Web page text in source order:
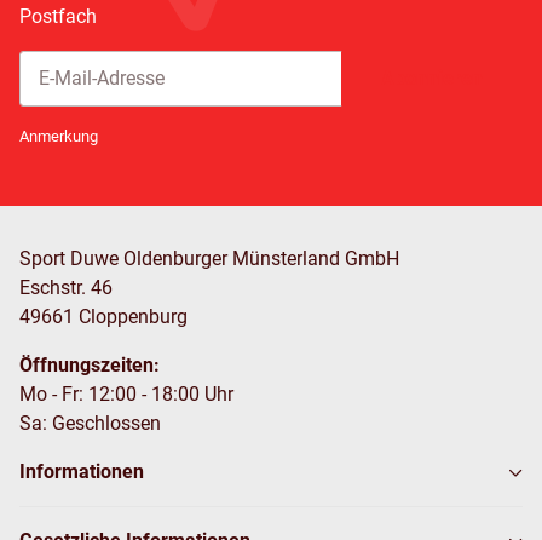
Postfach
Anmerkung
Sport Duwe Oldenburger Münsterland GmbH
Eschstr. 46
49661 Cloppenburg
Öffnungszeiten:
Mo - Fr: 12:00 - 18:00 Uhr
Sa: Geschlossen
Informationen